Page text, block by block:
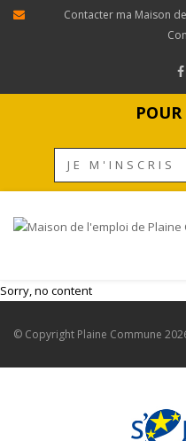
Contacter ma Maison
JE M'INSCRIS
Sorry, no content
© Copyright Plaine Commune